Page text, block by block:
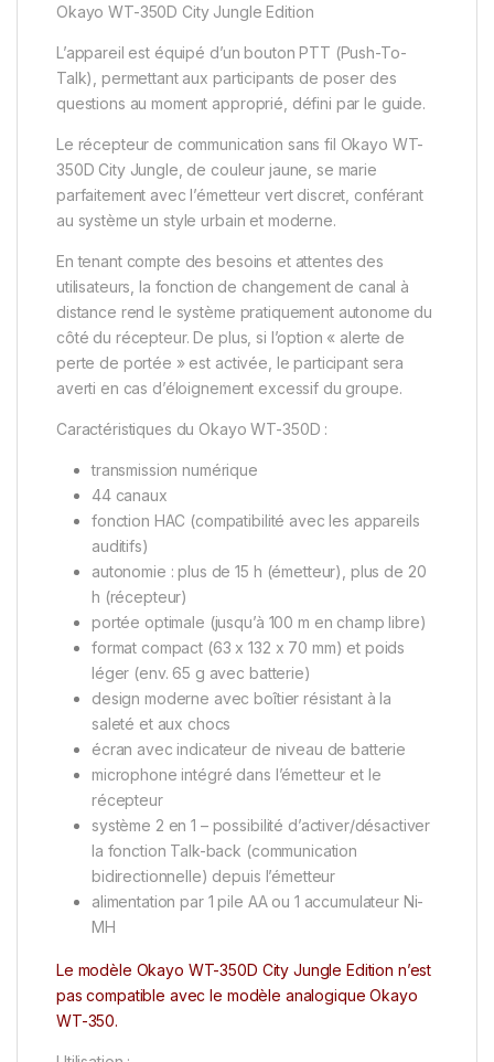
Okayo WT-350D City Jungle Edition
L’appareil est équipé d’un bouton PTT (Push-To-
Talk), permettant aux participants de poser des
questions au moment approprié, défini par le guide.
Le récepteur de communication sans fil Okayo WT-
350D City Jungle, de couleur jaune, se marie
parfaitement avec l’émetteur vert discret, conférant
au système un style urbain et moderne.
En tenant compte des besoins et attentes des
utilisateurs, la fonction de changement de canal à
distance rend le système pratiquement autonome du
côté du récepteur. De plus, si l’option « alerte de
perte de portée » est activée, le participant sera
averti en cas d’éloignement excessif du groupe.
Caractéristiques du Okayo WT-350D :
transmission numérique
44 canaux
fonction HAC (compatibilité avec les appareils
auditifs)
autonomie : plus de 15 h (émetteur), plus de 20
h (récepteur)
portée optimale (jusqu’à 100 m en champ libre)
format compact (63 x 132 x 70 mm) et poids
léger (env. 65 g avec batterie)
design moderne avec boîtier résistant à la
saleté et aux chocs
écran avec indicateur de niveau de batterie
microphone intégré dans l’émetteur et le
récepteur
système 2 en 1 – possibilité d’activer/désactiver
la fonction Talk-back (communication
bidirectionnelle) depuis l’émetteur
alimentation par 1 pile AA ou 1 accumulateur Ni-
MH
Le modèle Okayo WT-350D City Jungle Edition n’est
pas compatible avec le modèle analogique Okayo
WT-350.